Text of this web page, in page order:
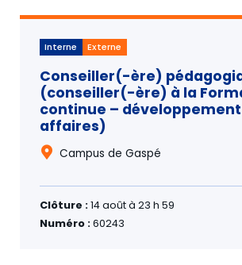
Interne Externe
Conseiller(-ère)
(conseiller(-ère) à la
continue –
affaires)
Campus de Gaspé
Clôture :14 août à 23 h 59
Numéro :60243